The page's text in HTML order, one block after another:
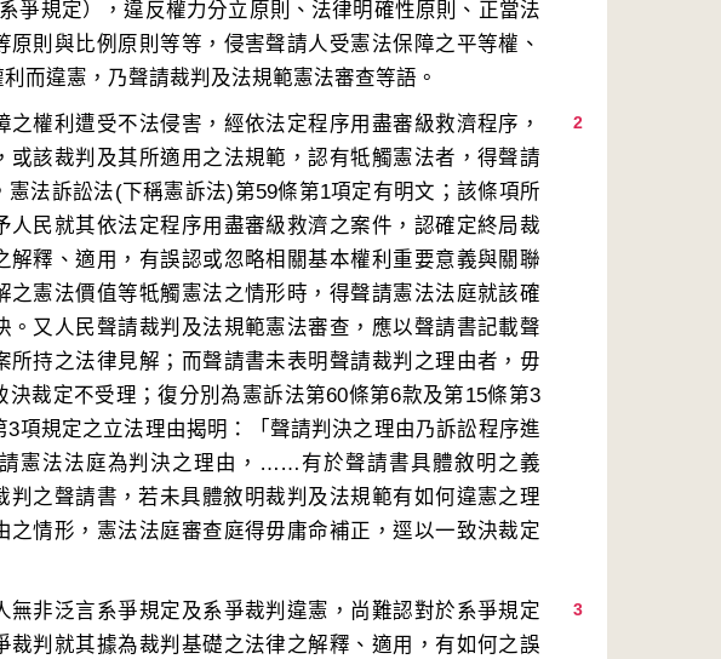
爭規定），違反權力分立原則、法律明確性原則、正當法
則與比例原則等等，侵害聲請人受憲法保障之平等權、
2
權利遭受不法侵害，經依法定程序用盡審級救濟程序，
或該裁判及其所適用之法規範，認有牴觸憲法者，得聲請
法訴訟法(下稱憲訴法)第59條第1項定有明文；該條項所
人民就其依法定程序用盡審級救濟之案件，認確定終局裁
解釋、適用，有誤認或忽略相關基本權利重要意義與關聯
之憲法價值等牴觸憲法之情形時，得聲請憲法法庭就該確
。又人民聲請裁判及法規範憲法審查，應以聲請書記載聲
所持之法律見解；而聲請書未表明聲請裁判之理由者，毋
決裁定不受理；復分別為憲訴法第60條第6款及第15條第3
項規定之立法理由揭明：「聲請判決之理由乃訴訟程序進
憲法法庭為判決之理由，……有於聲請書具體敘明之義
之聲請書，若未具體敘明裁判及法規範有如何違憲之理
之情形，憲法法庭審查庭得毋庸命補正，逕以一致決裁定
3
無非泛言系爭規定及系爭裁判違憲，尚難認對於系爭規定
裁判就其據為裁判基礎之法律之解釋、適用，有如何之誤